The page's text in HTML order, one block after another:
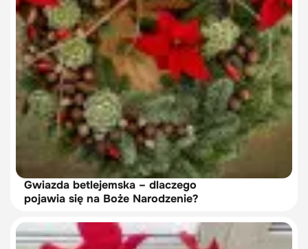
Gwiazda betlejemska – dlaczego
pojawia się na Boże Narodzenie?